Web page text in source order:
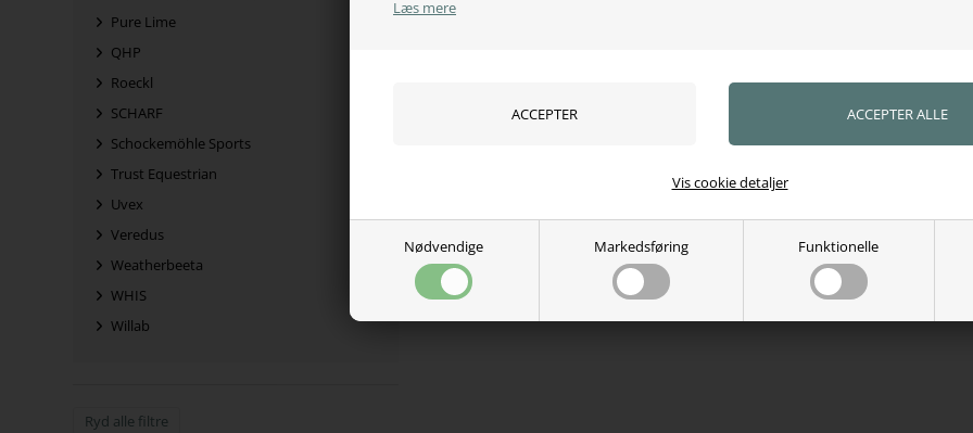
Læs mere
Nødvendige Markedsføring Funktionelle
Vis cookie detaljer
Pure Lime
QHP
Roeckl
SCHARF
Schockemöhle Sports
Trust Equestrian
Uvex
Veredus
Weatherbeeta
WHIS
Willab
Ryd alle filtre